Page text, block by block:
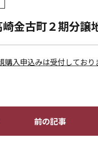
金古町２期分譲地
入申込みは受付しており
前の記事